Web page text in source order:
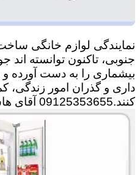
نمایندگی لوازم خانگی
جنوبی، تاکنون توانسته اند
بیشماری را به دست آورده و
داری و گذران امور زندگی،
کنند.09125353655 آقای هاشمی